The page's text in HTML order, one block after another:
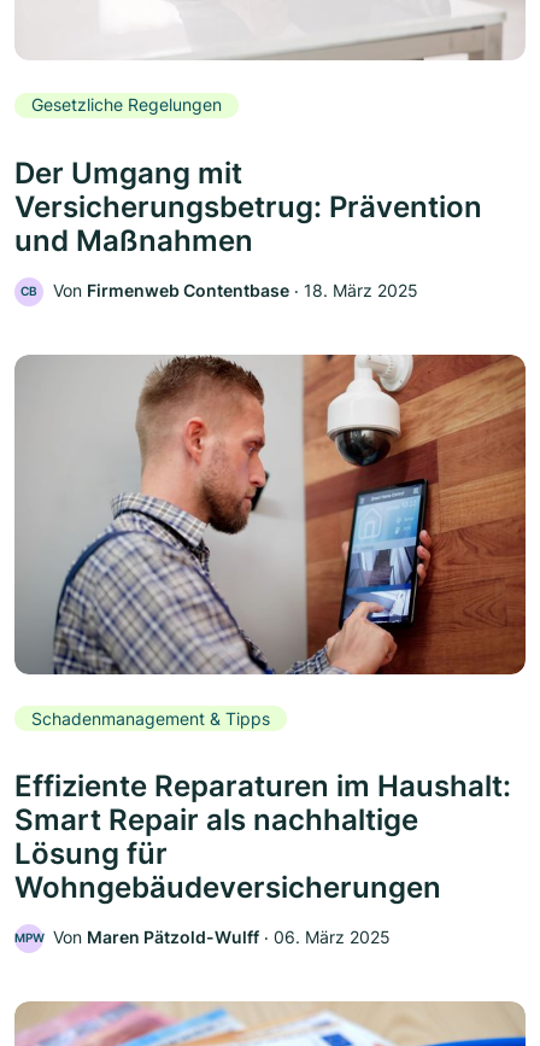
Gesetzliche Regelungen
Der Umgang mit
Versicherungsbetrug: Prävention
und Maßnahmen
CB Von Firmenweb Contentbase ‧ 18. März 2025
Schadenmanagement & Tipps
Effiziente Reparaturen im Haushalt:
Smart Repair als nachhaltige
Lösung für
Wohngebäudeversicherungen
MPW Von Maren Pätzold-Wulff ‧ 06. März 2025